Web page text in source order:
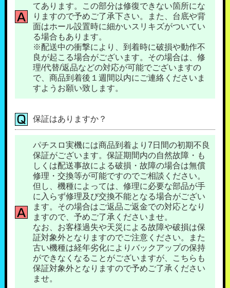
てあります。この部分は修復できない箇所にな
りますので予めご了承下さい。また、台底や背
面はホール設置時に細かいスリキズがついてい
る場合もあります。
※配送中の衝撃により、到着時に破損や動作不
良が起こる場合がございます。その場合は、修
理/代替/返品などの対応が可能でございますの
で、商品到着後１週間以内にご連絡くださいま
すようお願い致します。
保証はありますか？
パチスロ実機には商品到着より7日間の初期不良
保証がございます。保証期間内の自然故障・も
しくは配送事故による破損・故障の場合は無償
修理・交換等が可能ですのでご相談ください。
但し、機種によっては、修理に必要な部品が手
に入らず修理及び交換不能となる場合がござい
ます。その場合はご返品ご返金での対応となり
ますので、予めご了承くださいませ。
なお、お客様過失や天災による故障や破損は保
証対象外となりますのでご注意ください。また
古い機種は経年劣化によりバックアップの保持
ができなくなることがございますが、こちらも
保証対象外となりますので予めご了承ください
ませ。